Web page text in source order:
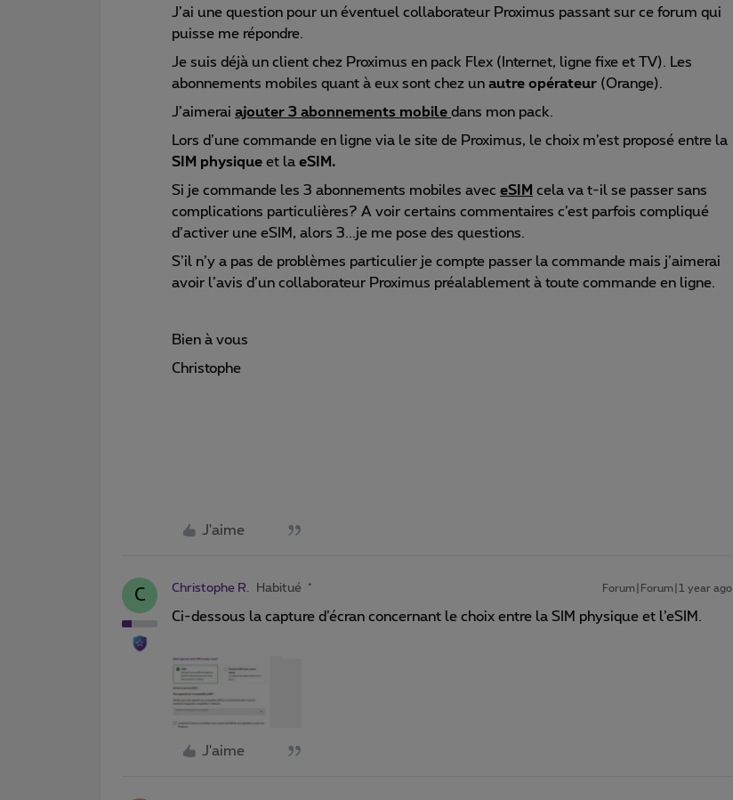
J’ai une question pour un éventuel collaborateur Proximus passant sur ce forum qui
puisse me répondre.
Je suis déjà un client chez Proximus en pack Flex (Internet, ligne fixe et TV). Les
abonnements mobiles quant à eux sont chez un autre opérateur (Orange).
J’aimerai ajouter 3 abonnements mobile dans mon pack.
Lors d’une commande en ligne via le site de Proximus, le choix m’est proposé entre la
SIM physique et la eSIM.
Si je commande les 3 abonnements mobiles avec eSIM cela va t-il se passer sans
complications particulières? A voir certains commentaires c’est parfois compliqué
d’activer une eSIM, alors 3...je me pose des questions.
S’il n’y a pas de problèmes particulier je compte passer la commande mais j’aimerai
avoir l’avis d’un collaborateur Proximus préalablement à toute commande en ligne.
Bien à vous
Christophe
J'aime
C Christophe R. Habitué Forum|Forum|1 year ago
Ci-dessous la capture d’écran concernant le choix entre la SIM physique et l’eSIM.
J'aime